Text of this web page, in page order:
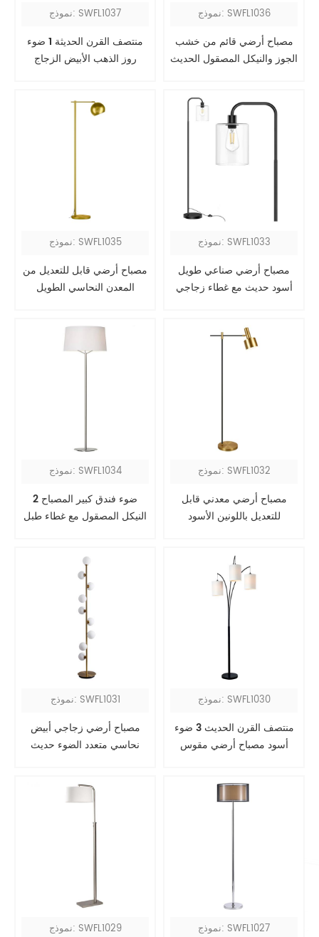
نموذج: SWFL1037
منتصف القرن الحديثة 1 ضوء
روز الذهب الأبيض الزجاج
نموذج: SWFL1036
مصباح أرضي قائم من خشب
الجوز والنيكل المصقول الحديث
نموذج: SWFL1035
مصباح أرضي قابل للتعديل من
المعدن النحاسي الطويل
نموذج: SWFL1033
مصباح أرضي صناعي طويل
أسود حديث مع غطاء زجاجي
نموذج: SWFL1034
2 ضوء فندق كبير المصباح
النيكل المصقول مع غطاء طبل
نموذج: SWFL1032
مصباح أرضي معدني قابل
للتعديل باللونين الأسود
نموذج: SWFL1031
مصباح أرضي زجاجي أبيض
نحاسي متعدد الضوء حديث
نموذج: SWFL1030
منتصف القرن الحديث 3 ضوء
أسود مصباح أرضي مقوس
نموذج: SWFL1029 نموذج: SWFL1027